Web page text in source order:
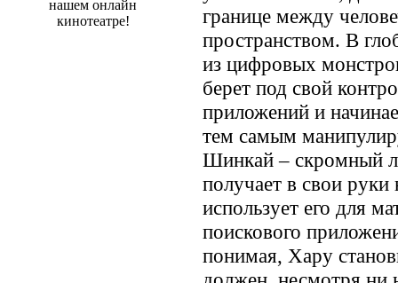
нашем онлайн
кинотеатре!
границе между
пространством. В
из цифровых
берет под свой
приложений и
тем самым
Шинкай – скромный
получает в свои
использует его для
поискового
понимая, Хару